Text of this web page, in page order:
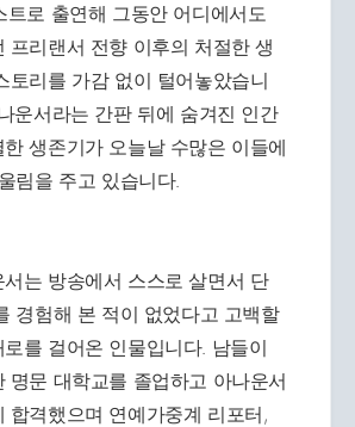
트로 출연해 그동안 어디에서도
프리랜서 전향 이후의 처절한 생
토리를 가감 없이 털어놓았습니
운서라는 간판 뒤에 숨겨진 인간
생존기가 오늘날 수많은 이들에
림을 주고 있습니다.
는 방송에서 스스로 살면서 단
경험해 본 적이 없었다고 고백할
를 걸어온 인물입니다. 남들이
명문 대학교를 졸업하고 아나운서
합격했으며 연예가중계 리포터,